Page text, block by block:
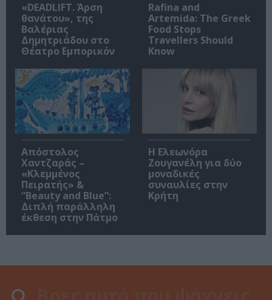
«DEADLIFT. Άρση
θανάτου», της
Βαλέριας
Δημητριάδου στο
Θέατρο Εμπορικόν
Rafina and
Artemida: The Greek
Food Stops
Travellers Should
Know
Απόστολος
Χαντζαράς –
«Κλεμμένος
Πειρατής» &
“Beauty and Blue”:
Διπλή παράλληλη
έκθεση στην Πάτμο
Η Ελεωνόρα
Ζουγανέλη για δύο
μοναδικές
συναυλίες στην
Κρήτη